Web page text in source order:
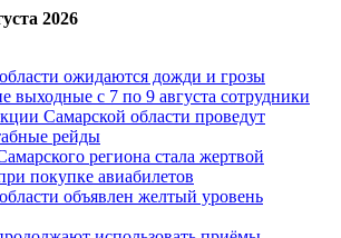
2026
ожидаются дожди и грозы
выходные с 7 по 9 августа сотрудники
Самарской области проведут
рейды
региона стала жертвой
покупке авиабилетов
объявлен желтый уровень